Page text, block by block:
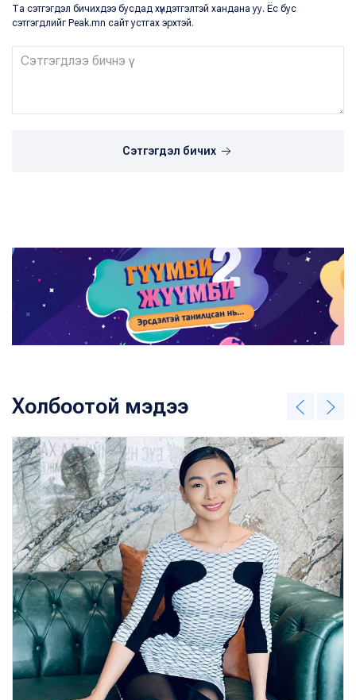
Та сэтгэгдэл бичихдээ бусдад хүндэтгэлтэй хандана уу. Ёс бус
сэтгэгдлийг Peak.mn сайт устгах эрхтэй.
Сэтгэгдэл бичих
Холбоотой мэдээ